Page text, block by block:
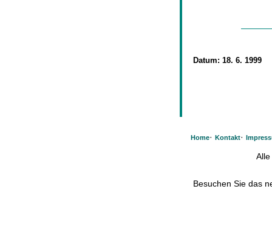
Datum: 18. 6. 1999
Home· Kontakt·
Besuchen Sie das